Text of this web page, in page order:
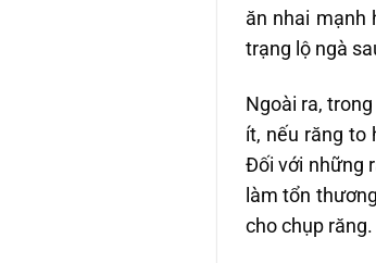
ăn nhai mạnh
trạng lộ ngà
Ngoài ra,
ít, nếu răng to
Đối với những
làm tổn
cho chụp